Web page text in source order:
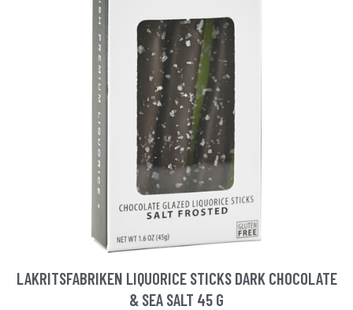
LAKRITSFABRIKEN LIQUORICE STICKS DARK CHOCOLATE
& SEA SALT 45 G